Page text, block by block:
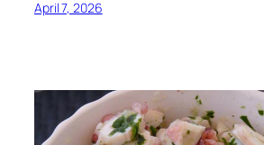
April 7, 2026